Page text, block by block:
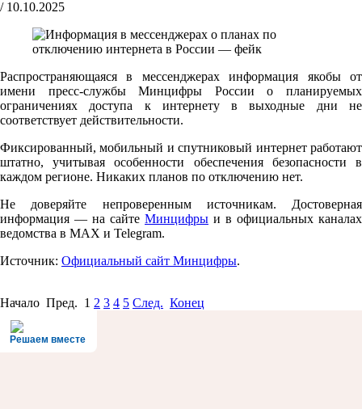
/ 10.10.2025
Распространяющаяся в мессенджерах информация якобы от
имени пресс-службы Минцифры России о планируемых
ограничениях доступа к интернету в выходные дни не
соответствует действительности.
Фиксированный, мобильный и спутниковый интернет работают
штатно, учитывая особенности обеспечения безопасности в
каждом регионе. Никаких планов по отключению нет.
Не доверяйте непроверенным источникам. Достоверная
информация — на сайте Минцифры и в официальных каналах
ведомства в MAX и Telegram.
Источник: Официальный сайт Минцифры.
Начало Пред. 1 2 3 4 5 След. Конец
Решаем вместе